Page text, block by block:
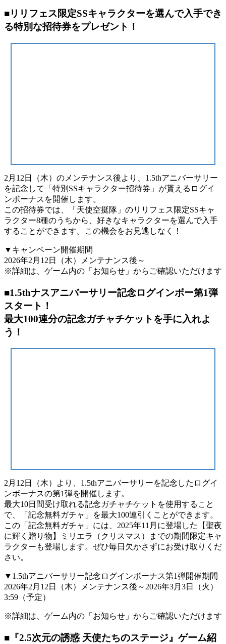
■リリフェス限定SSキャラクターを選んで入手でき
る特別な招待券をプレゼント！
2月12日（木）のメンテナンス後より、1.5thアニバーサリー
を記念して「特別SSキャラクター招待券」が貰えるログイ
ンボーナスを開催します。
この招待券では、「天使空挺隊」のリリフェス限定SSキャ
ラクター8種のうちから、好きなキャラクターを選んで入手
することができます。この機会をお見逃しなく！
▼キャンペーン開催期間
2026年2月12日（木）メンテナンス後～
※詳細は、ゲーム内の「お知らせ」からご確認いただけます
■1.5thナスアニバーサリー記念ログインボー第1弾
スタート！
最大100連分の記念ガチャチケットを手に入れよ
う！
2月12日（木）より、1.5thアニバーサリーを記念したログイ
ンボーナスの第1弾を開催します。
最大10日間受け取れる記念ガチャチケットを使用すること
で、「記念無料ガチャ」を最大100連引くことができます。
この「記念無料ガチャ」には、2025年11月に登場した【聖夜
に輝く贈り物】ミリエラ（クリスマス）までの期間限定キャ
ラクターも登場します。ぜひ毎日欠かさずにお受け取りくだ
さい。
▼1.5thアニバーサリー記念ログインボーナス第1弾開催期間
2026年2月12日（木）メンテナンス後～2026年3月3日（火）
3:59（予定）
※詳細は、ゲーム内の「お知らせ」からご確認いただけます
■『2.5次元の誘惑 天使たちのステージ』ゲーム紹